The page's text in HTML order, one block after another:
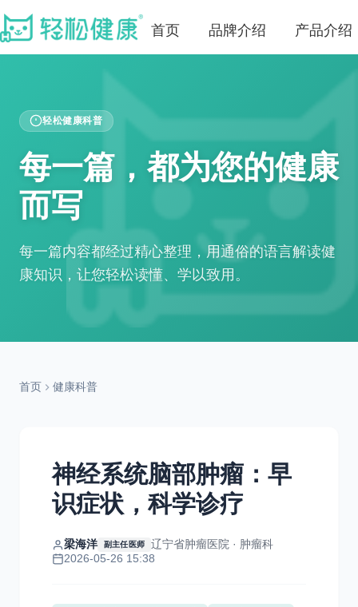
首页 品牌介绍 产品介绍
轻松健康科普
每一篇，都为您的健康
而写
每一篇内容都经过精心整理，用通俗的语言解读健
康知识，让您轻松读懂、学以致用。
首页 健康科普
神经系统脑部肿瘤：早
识症状，科学诊疗
梁海洋 副主任医师
辽宁省肿瘤医院 · 肿瘤科
2026-05-26 15:38